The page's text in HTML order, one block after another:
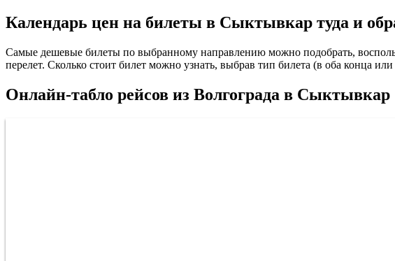
Календарь цен на билеты в Сыктывкар туда и
Самые дешевые билеты по выбранному направлению можно подобрать,
перелет. Сколько стоит билет можно узнать, выбрав тип билета (в оба конца
Онлайн-табло рейсов из Волгограда в Сыктывкар